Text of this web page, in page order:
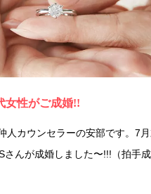
女性がご成婚!!
人カウンセラーの安部です。7月
さんが成婚しました〜!!!（拍手